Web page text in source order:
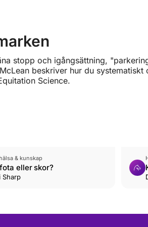
stopp och igångsättning,
beskriver hur du
Science.
& kunskap
eller skor?
Sharp